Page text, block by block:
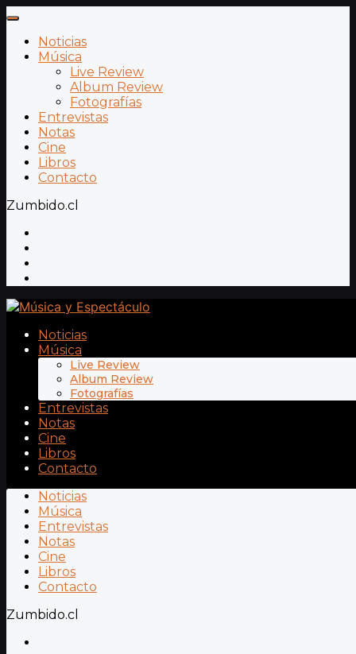
Noticias
Música
Live Review
Album Review
Fotografías
Entrevistas
Notas
Cine
Libros
Contacto
Zumbido.cl
Noticias
Música
Live Review
Album Review
Fotografías
Entrevistas
Notas
Cine
Libros
Contacto
Noticias
Música
Entrevistas
Notas
Cine
Libros
Contacto
Zumbido.cl